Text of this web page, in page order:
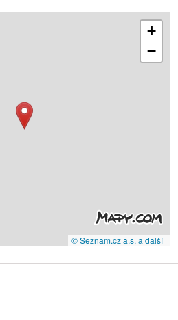
+
−
© Seznam.cz a.s. a další